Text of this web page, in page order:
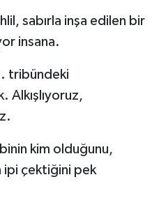
sabırla inşa edilen bir
insana.
tribündeki
Alkışlıyoruz,
kim olduğunu,
ipi çektiğini pek